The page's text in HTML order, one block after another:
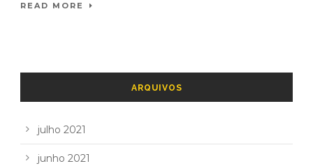
READ MORE
ARQUIVOS
julho 2021
junho 2021